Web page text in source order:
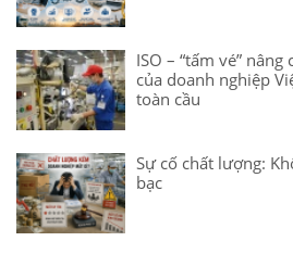
ISO – “tấm vé”
của doanh nghiệp
toàn cầu
Sự cố chất lượng:
bạc